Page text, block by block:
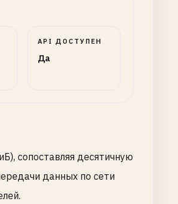
API ДОСТУПЕН
Да
сопоставляя десятичную
данных по сети